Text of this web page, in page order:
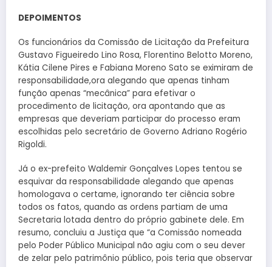
DEPOIMENTOS
Os funcionários da Comissão de Licitação da Prefeitura
Gustavo Figueiredo Lino Rosa, Florentino Belotto Moreno,
Kátia Cilene Pires e Fabiana Moreno Sato se eximiram de
responsabilidade,ora alegando que apenas tinham
função apenas “mecânica” para efetivar o
procedimento de licitação, ora apontando que as
empresas que deveriam participar do processo eram
escolhidas pelo secretário de Governo Adriano Rogério
Rigoldi.
Já o ex-prefeito Waldemir Gonçalves Lopes tentou se
esquivar da responsabilidade alegando que apenas
homologava o certame, ignorando ter ciência sobre
todos os fatos, quando as ordens partiam de uma
Secretaria lotada dentro do próprio gabinete dele. Em
resumo, concluiu a Justiça que “a Comissão nomeada
pelo Poder Público Municipal não agiu com o seu dever
de zelar pelo patrimônio público, pois teria que observar